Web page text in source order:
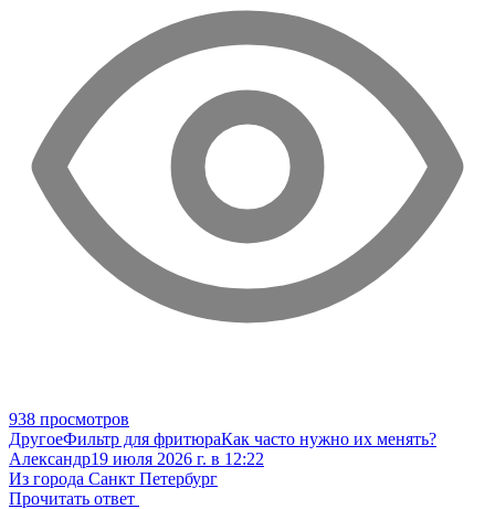
938 просмотров
ДругоеФильтр для фритюраКак часто нужно их менять?
Александр19 июля 2026 г. в 12:22
Из города Санкт Петербург
Прочитать ответ